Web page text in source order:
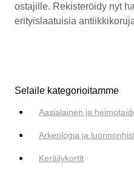
ostajille. Rekisteröidy nyt
erityislaatuisia
Selaile kategorioitamme
Aasialainen ja
Arkeologia ja
Keräilykortit